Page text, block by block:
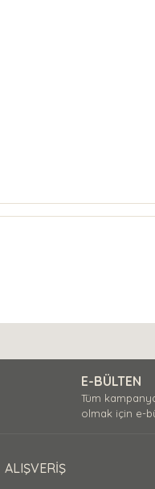
E-BÜLTEN
Tüm
olmak için e-
ALIŞVERİŞ